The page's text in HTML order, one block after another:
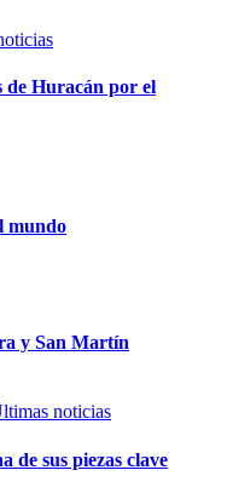
de Huracán por el
mundo
y San Martín
noticias
de sus piezas clave